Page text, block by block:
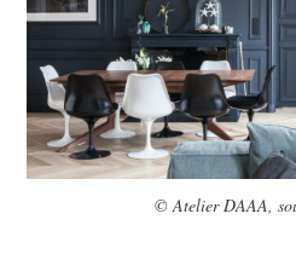
© Atelier DAAA,